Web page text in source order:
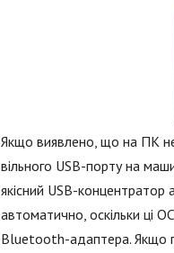
Якщо виявлено, що на ПК
вільного USB-порту на
якісний USB-
автоматично, оскільки ці
Bluetooth-адаптера. Якщо